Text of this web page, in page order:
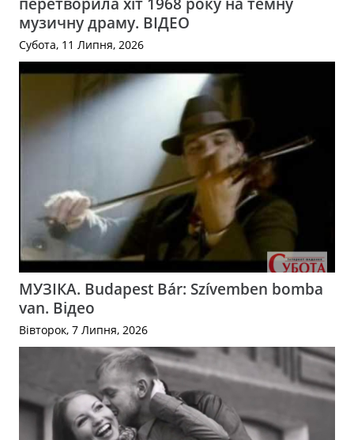
музичну драму. ВІДЕО
Субота, 11 Липня, 2026
МУЗІКА. Budapest Bár: Szívemben bomba
van. Відео
Вівторок, 7 Липня, 2026